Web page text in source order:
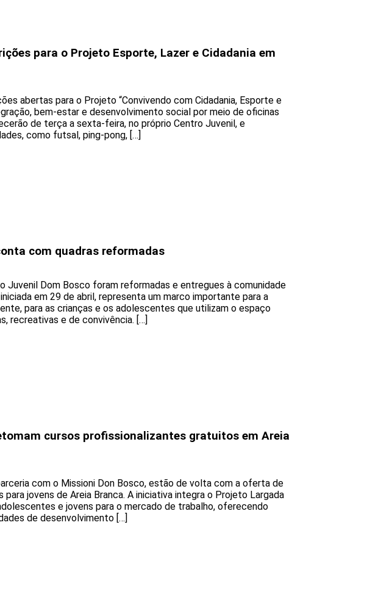
para o Projeto Esporte, Lazer e Cidadania em
abertas para o Projeto “Convivendo com Cidadania, Esporte e
bem-estar e desenvolvimento social por meio de oficinas
de terça a sexta-feira, no próprio Centro Juvenil, e
como futsal, ping-pong, […]
com quadras reformadas
Juvenil Dom Bosco foram reformadas e entregues à comunidade
em 29 de abril, representa um marco importante para a
para as crianças e os adolescentes que utilizam o espaço
recreativas e de convivência. […]
cursos profissionalizantes gratuitos em Areia
com o Missioni Don Bosco, estão de volta com a oferta de
jovens de Areia Branca. A iniciativa integra o Projeto Largada
e jovens para o mercado de trabalho, oferecendo
de desenvolvimento […]